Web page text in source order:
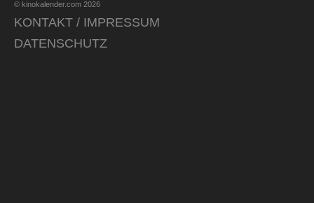
© kinokalender.com 2026
KONTAKT / IMPRESSUM
DATENSCHUTZ